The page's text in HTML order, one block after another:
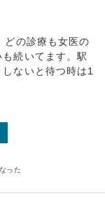
どの診療も女医の
続いてます。駅
ないと待つ時は1
った